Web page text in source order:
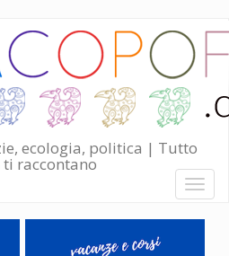
ecologia, politica | Tutto
raccontano
Toggle